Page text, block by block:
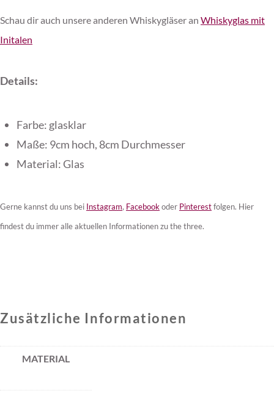
Schau dir auch unsere anderen Whiskygläser an Whiskyglas mit
Initalen
Details:
Farbe: glasklar
Maße: 9cm hoch, 8cm Durchmesser
Material: Glas
Gerne kannst du uns bei Instagram, Facebookoder Pinterestfolgen. Hier
findest du immer alle aktuellen Informationen zu the three.
Zusätzliche Informationen
MATERIAL